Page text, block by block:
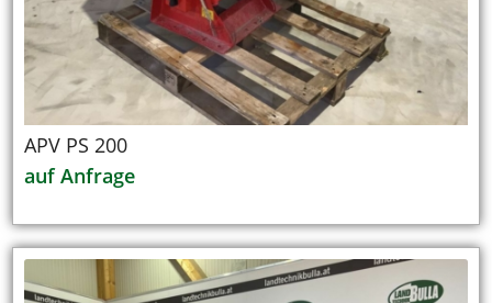
APV PS 200
auf Anfrage